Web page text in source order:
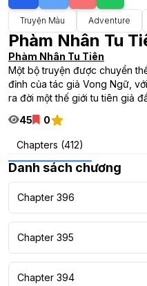
Truyện Màu Adventure
Phàm Nhân Tu
Phàm Nhân Tu Tiên
Một bộ truyện được chuyển
đỉnh của tác giả Vong Ngữ,
ra đời một thế giới tu tiên giả
45
0
Chapters (412)
Danh sách chương
Chapter 396
Chapter 395
Chapter 394